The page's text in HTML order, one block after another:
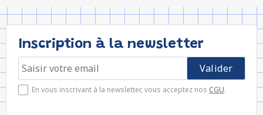
Inscription à la newsletter
En vous inscrivant à la newsletter, vous acceptez nos CGU.